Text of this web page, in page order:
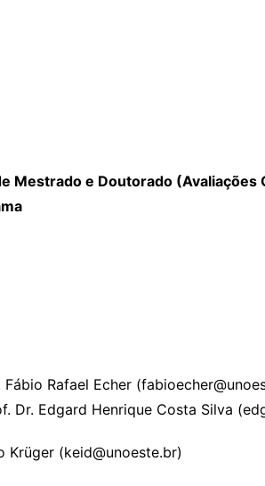
Mestrado e Doutorado (Avaliações
Rafael Echer
Dr. Edgard Henrique Costa Silva
Krüger (keid@unoeste.br)